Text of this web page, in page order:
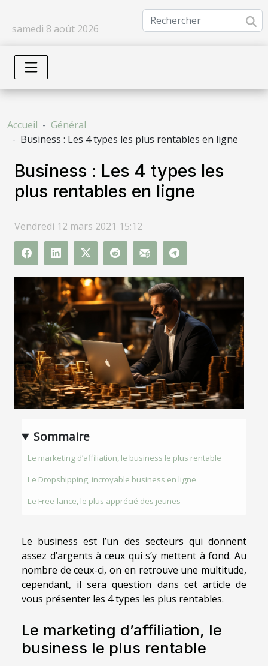
samedi 8 août 2026
Accueil
Général
Business : Les 4 types les plus rentables en ligne
Business : Les 4 types les
plus rentables en ligne
Vendredi 12 mars 2021 15:12
Sommaire
Le marketing d’affiliation, le business le plus rentable
Le Dropshipping, incroyable business en ligne
Le Free-lance, le plus apprécié des jeunes
Le business est l’un des secteurs qui donnent
assez d’argents à ceux qui s’y mettent à fond. Au
nombre de ceux-ci, on en retrouve une multitude,
cependant, il sera question dans cet article de
vous présenter les 4 types les plus rentables.
Le marketing d’affiliation, le
business le plus rentable